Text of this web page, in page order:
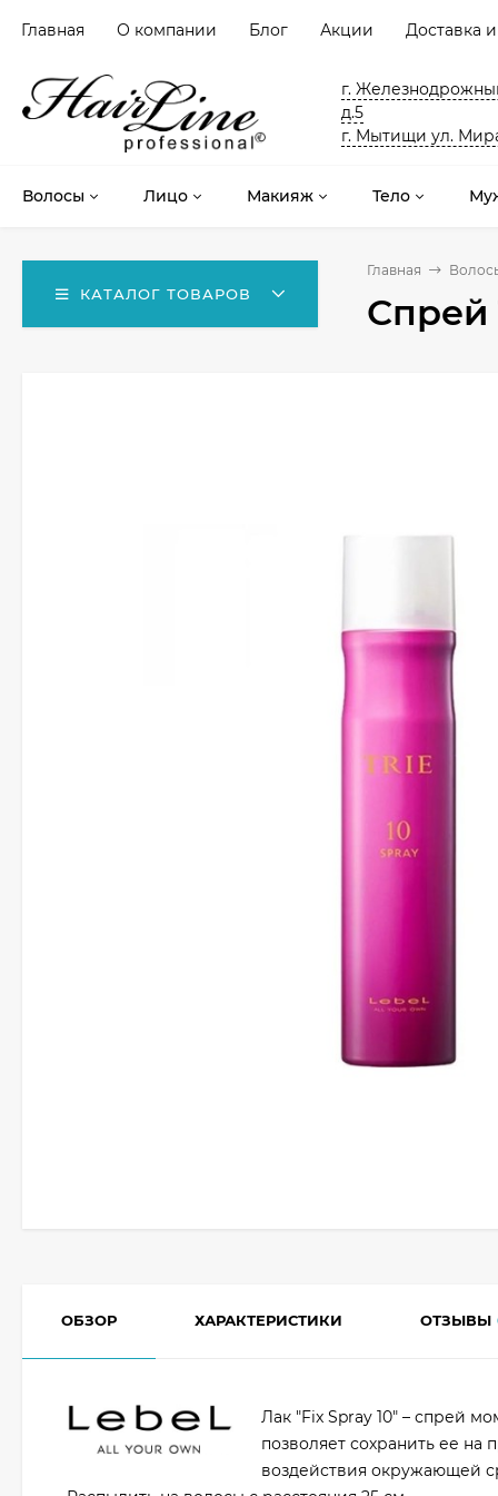
Главная О компании Блог Акции Доставка
г.
д.5
г. Мытищи ул.
Волосы Лицо Макияж Тело
КАТАЛОГ ТОВАРОВ
Главная
Спрей
ОБЗОР ХАРАКТЕРИСТИКИ ОТЗЫВЫ
Лак "Fix Spray 10" – спрей
позволяет сохранить ее
воздействия окружающей